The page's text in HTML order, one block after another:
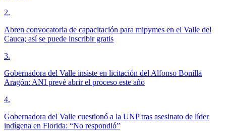
2.
Abren convocatoria de capacitación para mipymes en el Valle del
Cauca; así se puede inscribir gratis
3.
Gobernadora del Valle insiste en licitación del Alfonso Bonilla
Aragón: ANI prevé abrir el proceso este año
4.
Gobernadora del Valle cuestionó a la UNP tras asesinato de líder
indígena en Florida: “No respondió”